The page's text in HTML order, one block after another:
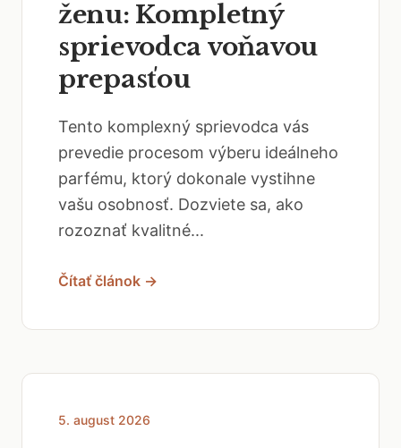
ženu: Kompletný
sprievodca voňavou
prepasťou
Tento komplexný sprievodca vás
prevedie procesom výberu ideálneho
parfému, ktorý dokonale vystihne
vašu osobnosť. Dozviete sa, ako
rozoznať kvalitné...
Čítať článok →
5. august 2026